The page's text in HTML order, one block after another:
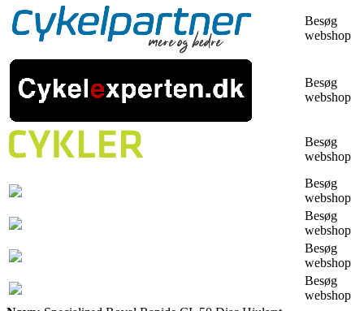
Besøg
webshop
Besøg
webshop
Besøg
webshop
Besøg
webshop
Besøg
webshop
Besøg
webshop
Besøg
webshop